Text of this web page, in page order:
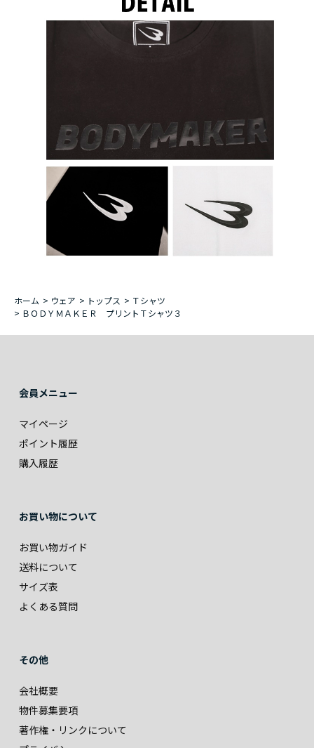
ホーム > ウェア > トップス > Ｔシャツ
> ＢＯＤＹＭＡＫＥＲ プリントＴシャツ３
会員メニュー
マイページ
ポイント履歴
購入履歴
お買い物について
お買い物ガイド
送料について
サイズ表
よくある質問
その他
会社概要
物件募集要項
著作権・リンクについて